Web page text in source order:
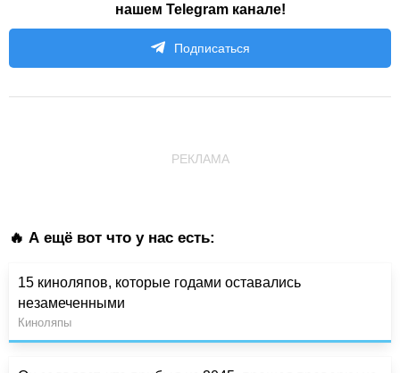
нашем Telegram канале!
Подписаться
РЕКЛАМА
🔥 А ещё вот что у нас есть:
15 киноляпов, которые годами оставались
незамеченными
Киноляпы